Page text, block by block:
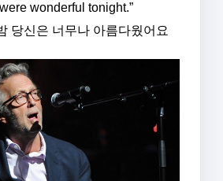
wonderful tonight.”
당신은 너무나 아름다웠어요